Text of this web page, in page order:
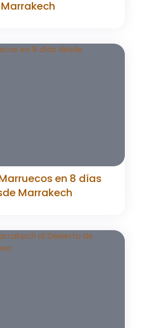
Marrakech
en 8 días
Marrakech